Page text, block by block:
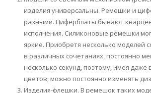
изделия универсальны. Ремешки и
разными. Циферблаты бывают
исполнения. Силиконовые ремешки
яркие. Приобретя несколько моделей
в различных сочетаниях, постоянно
несколько секунд, поэтому, имея
цветов, можно постоянно изменять
Изделия-флешки. В ремешок таких